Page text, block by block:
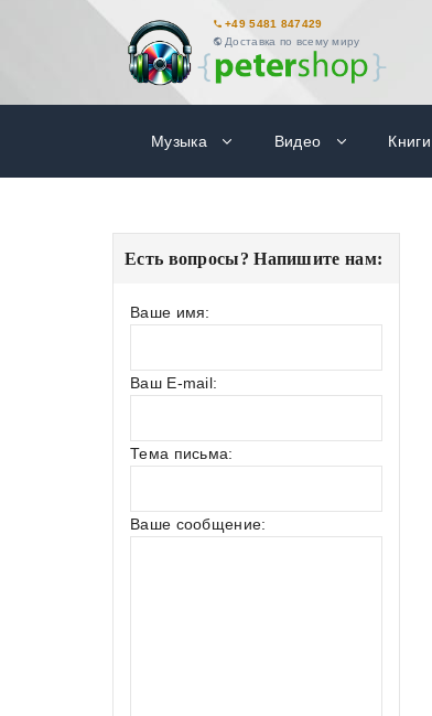
+49 5481 847429
Доставка по всему миру
Музыка Видео Книги
Есть вопросы? Напишите нам:
Ваше имя:
Ваш E-mail:
Тема письма:
Ваше сообщение: